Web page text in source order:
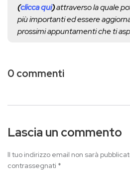
(clicca qui)attraverso la quale
più importanti ed essere
prossimi appuntamenti che ti
0 commenti
Lascia un commento
Il tuo indirizzo email non sarà
contrassegnati *